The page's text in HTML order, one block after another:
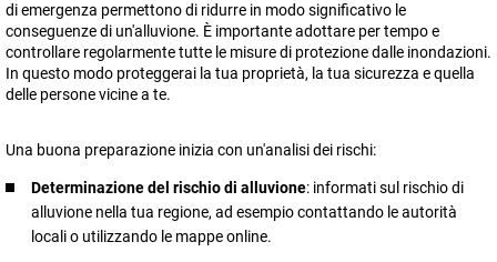
di emergenza permettono di ridurre in modo significativo le
conseguenze di un'alluvione. È importante adottare per tempo e
controllare regolarmente tutte le misure di protezione dalle inondazioni.
In questo modo proteggerai la tua proprietà, la tua sicurezza e quella
delle persone vicine a te.
Una buona preparazione inizia con un'analisi dei rischi:
Determinazione del rischio di alluvione: informati sul rischio di
alluvione nella tua regione, ad esempio contattando le autorità
locali o utilizzando le mappe online.